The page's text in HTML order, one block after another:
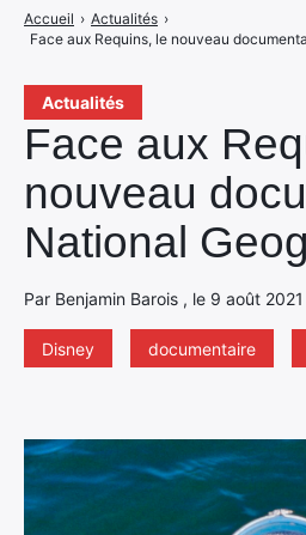
Actualités
Face aux
nouveau
National
Par Benjamin Barois , le 9 août
Disney documentaire
Accueil › Actualités ›
Face aux Requins, le nouveau